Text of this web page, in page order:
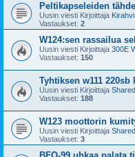
Peltikapseleiden
Uusin viesti Kirjoittaja Kirahvi
Vastaukset: 2
W124:sen rassailua
Uusin viesti Kirjoittaja 300E
Vastaukset: 150
Tyhtiksen w111 220sb
Uusin viesti Kirjoittaja
Vastaukset: 188
W123 moottorin
Uusin viesti Kirjoittaja
Vastaukset: 3